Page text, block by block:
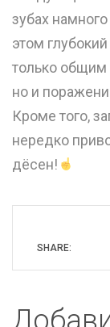
зубах
этом
только общим
но и
Кроме того,
нередко
дёсен!
SHARE: